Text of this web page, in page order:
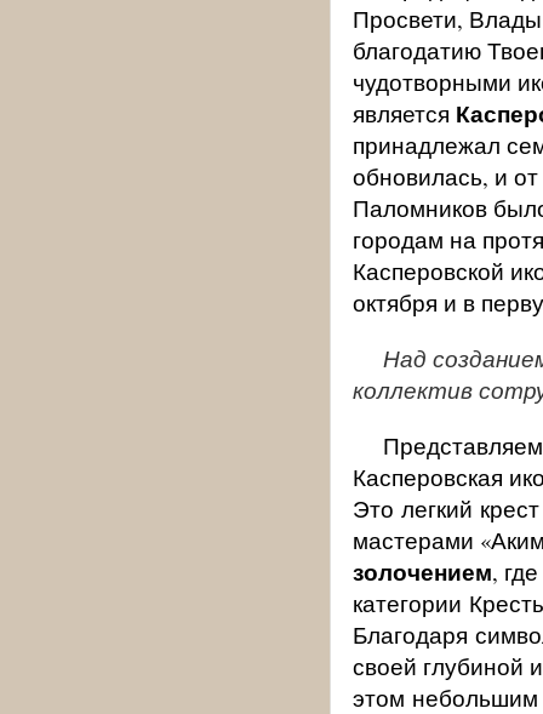
Просвети,
благодатию
чудотворными
является
принадлежал
обновилась, и
Паломников
городам на
Касперовской
октября и в
Над
коллектив
Касперовская
Это легкий
мастерами
золочением,
категории
Благодаря
своей глубиной
этом